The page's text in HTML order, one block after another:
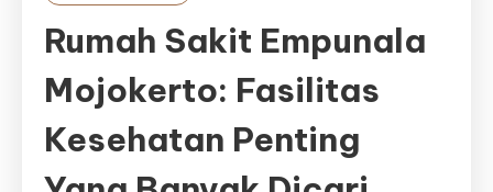
Rumah Sakit Empunala
Mojokerto: Fasilitas
Kesehatan Penting